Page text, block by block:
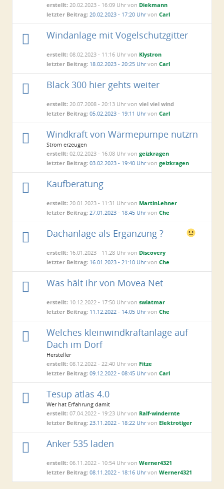
erstellt: 20.02.2023 - 16:09 Uhr von Diekmann
letzter Beitrag: 20.02.2023 - 17:20 UhrvonCarl
Windanlage mit Vogelschutzgitter
erstellt: 08.02.2023 - 11:16 Uhr von Klystron
letzter Beitrag: 18.02.2023 - 20:25 UhrvonCarl
Black 300 hier gehts weiter
erstellt: 20.07.2008 - 20:13 Uhr vonviel viel wind
letzter Beitrag: 05.02.2023 - 19:11 UhrvonCarl
Windkraft von Wärmepumpe nutzrn
Strom erzeugen
erstellt: 02.02.2023 - 16:08 Uhr vongeizkragen
letzter Beitrag: 03.02.2023 - 19:40 Uhrvongeizkragen
Kaufberatung
erstellt: 20.01.2023 - 11:31 Uhr von MartinLehner
letzter Beitrag: 27.01.2023 - 18:45 UhrvonChe
Dachanlage als Ergänzung ?
erstellt: 16.01.2023 - 11:28 Uhr von Discovery
letzter Beitrag: 16.01.2023 - 21:10 UhrvonChe
Was hält ihr von Movea Net
erstellt: 10.12.2022 - 17:50 Uhr vonswiatmar
letzter Beitrag: 11.12.2022 - 14:05 UhrvonChe
Welches kleinwindkraftanlage auf
Dach im Dorf
Hersteller
erstellt: 08.12.2022 - 22:40 Uhr von Fitze
letzter Beitrag: 09.12.2022 - 08:45 UhrvonCarl
Tesup atlas 4.0
Wer hat Erfahrung damit
erstellt: 07.04.2022 - 19:23 Uhr von Ralf-windernte
letzter Beitrag: 23.11.2022 - 18:22 Uhrvon Elektrotiger
Anker 535 laden
erstellt: 06.11.2022 - 10:54 Uhr vonWerner4321
letzter Beitrag: 08.11.2022 - 18:16 UhrvonWerner4321